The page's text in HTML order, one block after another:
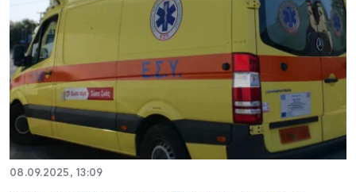
08.09.2025, 13:09